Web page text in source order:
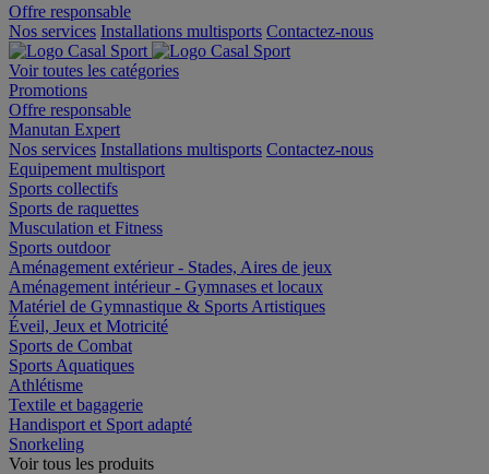
Offre responsable
Nos services Installations multisports Contactez-nous
Voir toutes les catégories
Promotions
Offre responsable
Manutan Expert
Nos services Installations multisports Contactez-nous
Equipement multisport
Sports collectifs
Sports de raquettes
Musculation et Fitness
Sports outdoor
Aménagement extérieur - Stades, Aires de jeux
Aménagement intérieur - Gymnases et locaux
Matériel de Gymnastique & Sports Artistiques
Éveil, Jeux et Motricité
Sports de Combat
Sports Aquatiques
Athlétisme
Textile et bagagerie
Handisport et Sport adapté
Snorkeling
Voir tous les produits